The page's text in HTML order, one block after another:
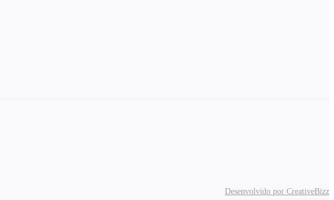
Desenvolvido por CreativeBizz